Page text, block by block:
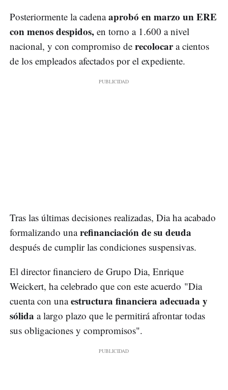
Posteriormente la cadenaaprobó en marzo un ERE
con menos despidos, en torno a 1.600 a nivel
nacional, y con compromiso de recolocara cientos
de los empleados afectados por el expediente.
Tras las últimas decisiones realizadas, Dia ha acabado
formalizando unarefinanciación de su deuda
después de cumplir las condiciones suspensivas.
El director financiero de Grupo Dia, Enrique
Weickert, ha celebrado que con este acuerdo "Dia
cuenta con unaestructura financiera adecuada y
sólida a largo plazo que le permitirá afrontar todas
sus obligaciones y compromisos".